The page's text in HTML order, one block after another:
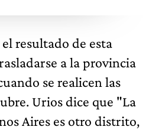
resultado de esta
a la provincia
se realicen las
Urios dice que "La
Aires es otro distrito,